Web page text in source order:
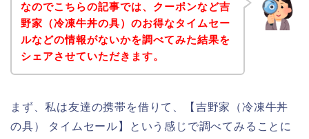
なのでこちらの記事では、クーポンなど吉
野家（冷凍牛丼の具）のお得なタイムセー
ルなどの情報がないかを調べてみた結果を
シェアさせていただきます。
まず、私は友達の携帯を借りて、【吉野家（冷凍牛丼
の具） タイムセール】という感じで調べてみることに